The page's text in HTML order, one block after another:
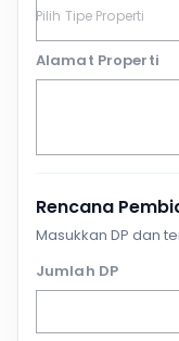
Alamat Properti
Rencana
Masukkan DP dan
Jumlah DP